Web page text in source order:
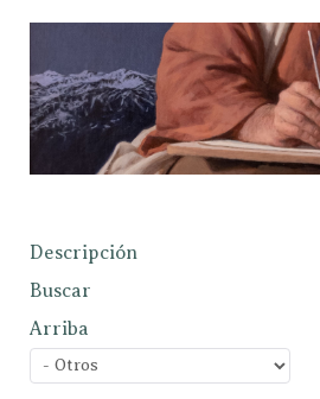
Descripción
Buscar
Arriba